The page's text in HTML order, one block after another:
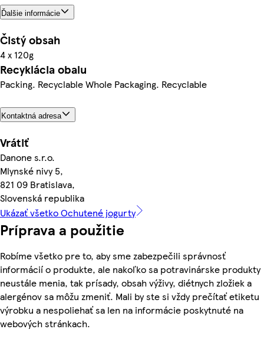
Ďalšie informácie
Čistý obsah
4 x 120g
Recyklácia obalu
Packing. Recyclable Whole Packaging. Recyclable
Kontaktná adresa
Vrátiť
Danone s.r.o.
Mlynské nivy 5,
821 09 Bratislava,
Slovenská republika
Ukázať všetko Ochutené jogurty
Príprava a použitie
Robíme všetko pre to, aby sme zabezpečili správnosť
informácií o produkte, ale nakoľko sa potravinárske produkty
neustále menia, tak prísady, obsah výživy, diétnych zložiek a
alergénov sa môžu zmeniť. Mali by ste si vždy prečítať etiketu
výrobku a nespoliehať sa len na informácie poskytnuté na
webových stránkach.